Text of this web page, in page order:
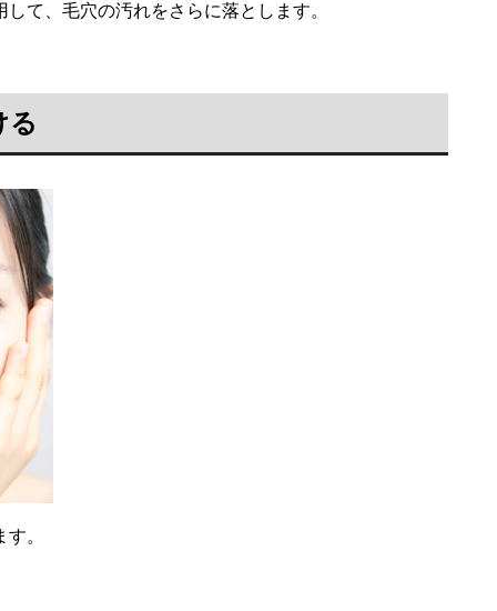
て、毛穴の汚れをさらに落とします。
る
。